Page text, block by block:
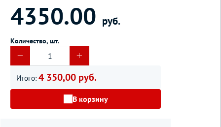
4350.00 руб.
Количество, шт.
Итого: 4 350,00 руб.
В корзину